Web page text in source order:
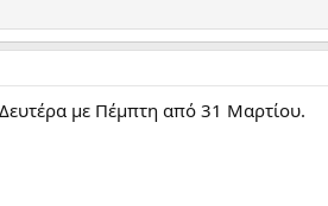
με Πέμπτη από 31 Μαρτίου.